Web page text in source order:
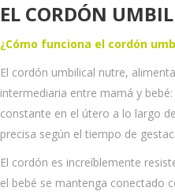
EL CORDÓN
¿Cómo funciona el cordón
El cordón umbilical nutre,
intermediaria entre mamá y
constante en el útero a lo largo
precisa según el tiempo de
El cordón es increíblemente
el bebé se mantenga conectado